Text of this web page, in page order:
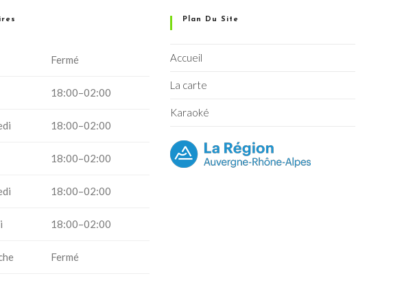
Fermé
18:00–02:00
18:00–02:00
18:00–02:00
18:00–02:00
18:00–02:00
Fermé
Plan Du Site
Accueil
La carte
Karaoké